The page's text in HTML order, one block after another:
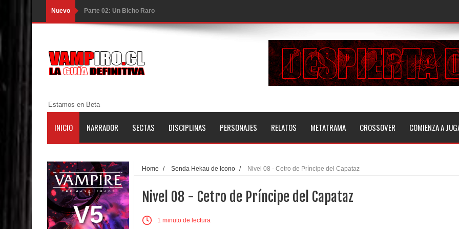
Nuevo Parte 02: Un Bicho Raro
Parte 01: Una Misión de Locos
Parte 03: Forastero en Tierra Muerta
Parte 10: El Secreto
Parte 06: El Trato con los Muertos
Parte 05: Sitiados
Parte 04: Se Descubre el Pastel
Parte 03: Una Piraña en el Bidé
Estamos en Beta
INICIO NARRADOR SECTAS DISCIPLINAS PERSONAJES RELATOS METATRAMA CROSSOVER COMIENZA A
V5
Home / Senda Hekau de Icono / Nivel 08 - Cetro de Príncipe del Capataz
Nivel 08 - Cetro de Príncipe del Capataz
1 minuto de lectura